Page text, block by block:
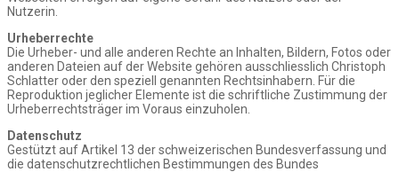
Nutzerin.
Urheberrechte
Die Urheber- und alle anderen Rechte an Inhalten, Bildern, Fotos oder
anderen Dateien auf der Website gehören ausschliesslich Christoph
Schlatter oder den speziell genannten Rechtsinhabern. Für die
Reproduktion jeglicher Elemente ist die schriftliche Zustimmung der
Urheberrechtsträger im Voraus einzuholen.
Datenschutz
Gestützt auf Artikel 13 der schweizerischen Bundesverfassung und
die datenschutzrechtlichen Bestimmungen des Bundes